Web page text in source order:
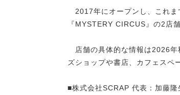
2017年にオープンし、これま
『MYSTERY CIRCUS』の2店
店舗の具体的な情報は2026年
ズショップや書店、カフェスペ
■株式会社SCRAP 代表：加藤隆